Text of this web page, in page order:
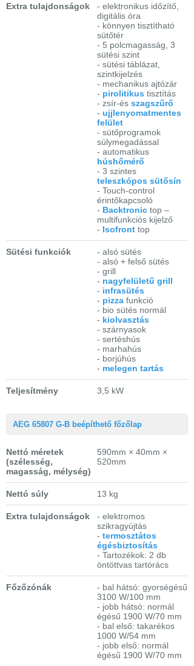
Extra tulajdonságok
- elektronikus időzítő,
digitális óra
- könnyen tisztítható
sütőtér
- 5 polcmagasság, 3
sütési szint
- sütési táblázat,
szintkijelzés
- mechanikus ajtózár
- pirolitikus tisztítás
- zsír-és szagszűrő
- ujjlenyomatmentes
felület
- sütőprogramok
súlymegadással
- automatikus
húshőmérő
- 3 szintes
teleszkópos sütősín
- Touch-control
érintőkapcsoló
- Backtronic top –
multifunkciós kijelző
- Isofront top
Sütési funkciók
- alsó sütés
- alsó + felső sütés
- grill
- nagyfelületű grill
- infrasütés
- pizza funkció
- bio sütés normál
- kiolvasztás
- szárnyasok
- sertéshús
- marhahús
- borjúhús
- melegen tartás
Teljesítmény 3,5 kW
AEG 65807 G-B beépíthető főzőlap
Nettó méretek
(szélesség,
magasság, mélység)
590mm × 40mm ×
520mm
Nettó súly 13 kg
Extra tulajdonságok
- elektromos
szikragyújtás
- termosztátos
égésbiztosítás
- Tartozékok: 2 db
öntöttvas tartórács
Főzőzónák
- bal hátsó: gyorségésű
3100 W/100 mm
- jobb hátsó: normál
égésű 1900 W/70 mm
- bal első: takarékos
1000 W/54 mm
- jobb első: normál
égésű 1900 W/70 mm